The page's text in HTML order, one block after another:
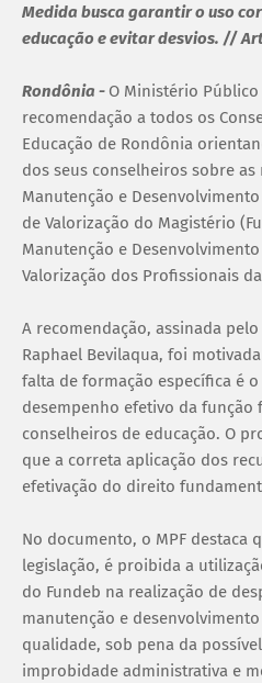
Medida busca garantir o uso
educação e evitar desvios. //
Rondônia - O Ministério Público
recomendação a todos os
Educação de Rondônia
dos seus conselheiros sobre as
Manutenção e
de Valorização do Magistério
Manutenção e
Valorização dos Profissionais
A recomendação, assinada
Raphael Bevilaqua, foi
falta de formação específica é
desempenho efetivo da função
conselheiros de educação. O
que a correta aplicação dos
efetivação do direito
No documento, o MPF destaca
legislação, é proibida a
do Fundeb na realização de
manutenção e
qualidade, sob pena da
improbidade administrativa e